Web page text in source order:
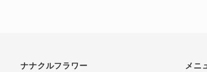
ナナクルフラワー メニ